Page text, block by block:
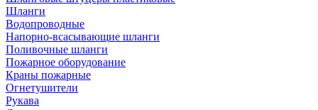
Шланги
Водопроводные
Напорно-всасывающие шланги
Поливочные шланги
Пожарное оборудование
Краны пожарные
Огнетушители
Рукава